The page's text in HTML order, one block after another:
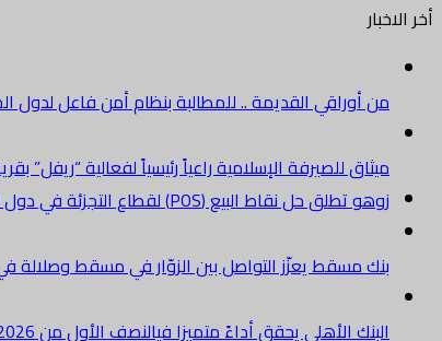
أخر الاخبار
من أوراقي القديمة .. للمطالبة بنظام أمن فاعل لدول
ميثاق للصيرفة الإسلامية راعياً رئيسياً لفعالية
زوهو تطلق حل نقاط البيع (POS) لقطاع التجزئة في دول الخليج
بنك مسقط يعزّز التواصل بين الزوّار في مسقط
البنك الأهلي يحقق أداءً متميزا فيالنصف الأول من 2026